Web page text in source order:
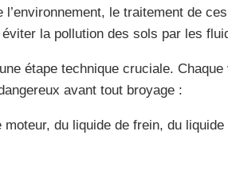
l’environnement, le traitement de
la pollution des sols par les
étape technique cruciale.
avant tout broyage :
moteur, du liquide de frein, du